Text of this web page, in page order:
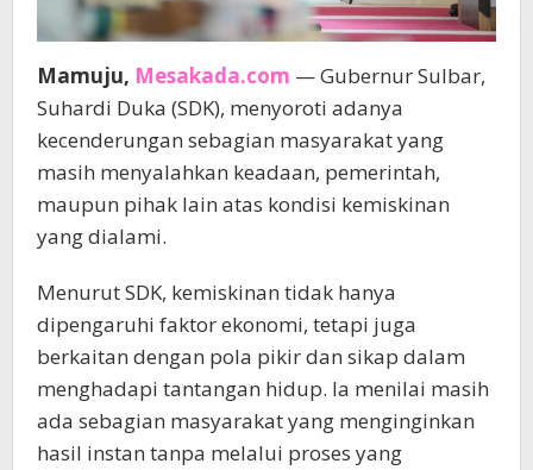
Mamuju, Mesakada.com — Gubernur Sulbar,
Suhardi Duka (SDK), menyoroti adanya
kecenderungan sebagian masyarakat yang
masih menyalahkan keadaan, pemerintah,
maupun pihak lain atas kondisi kemiskinan
yang dialami.
Menurut SDK, kemiskinan tidak hanya
dipengaruhi faktor ekonomi, tetapi juga
berkaitan dengan pola pikir dan sikap dalam
menghadapi tantangan hidup. Ia menilai masih
ada sebagian masyarakat yang menginginkan
hasil instan tanpa melalui proses yang